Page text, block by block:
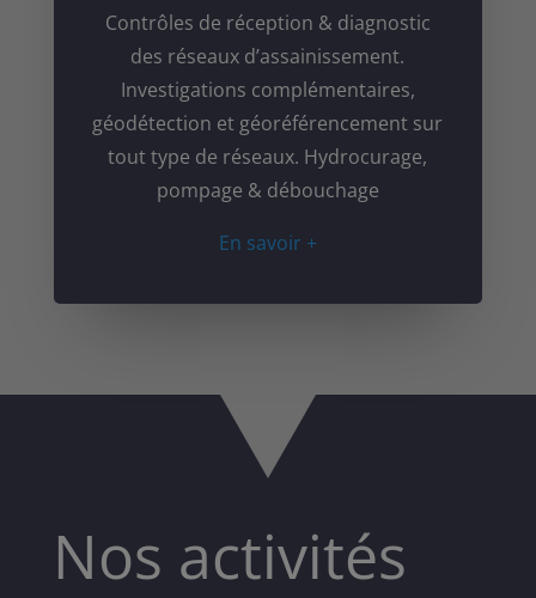
Contrôles de réception & diagnostic
des réseaux d’assainissement.
Investigations complémentaires,
géodétection et géoréférencement sur
tout type de réseaux. Hydrocurage,
pompage & débouchage
En savoir +
Nos activités